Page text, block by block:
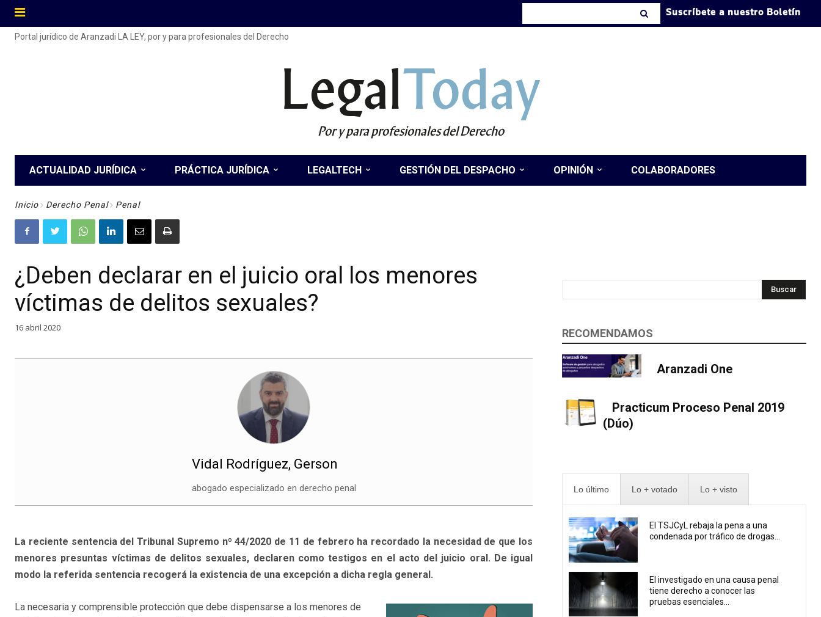
Suscríbete a nuestro Boletín
Portal jurídico de Aranzadi LA LEY, por y para profesionales del Derecho
LegalToday
Por y para profesionales del Derecho
ACTUALIDAD JURÍDICA PRÁCTICA JURÍDICA LEGALTECH GESTIÓN DEL DESPACHO OPINIÓN COLABORADORES
Inicio Derecho Penal Penal
¿Deben declarar en el juicio oral los menores
víctimas de delitos sexuales?
16 abril 2020
Vidal Rodríguez, Gerson
abogado especializado en derecho penal
La reciente sentencia del Tribunal Supremo nº 44/2020 de 11 de febrero ha recordado la necesidad de que los
menores presuntas víctimas de delitos sexuales, declaren como testigos en el acto del juicio oral. De igual
modo la referida sentencia recogerá la existencia de una excepción a dicha regla general.
La necesaria y comprensible protección que debe dispensarse a los menores de
Buscar
RECOMENDAMOS
Aranzadi One
Practicum Proceso Penal 2019
(Dúo)
Lo último Lo + votado Lo + visto
El TSJCyL rebaja la pena a una
condenada por tráfico de drogas...
El investigado en una causa penal
tiene derecho a conocer las
pruebas esenciales...